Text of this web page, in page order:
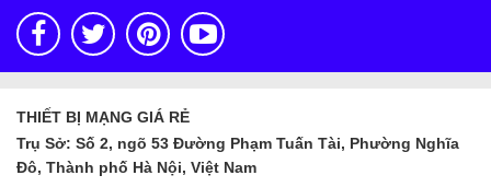
THIẾT BỊ MẠNG GIÁ RẺ
Trụ Sở: Số 2, ngõ 53 Đường Phạm Tuấn Tài, Phường Nghĩa
Đô, Thành phố Hà Nội, Việt Nam